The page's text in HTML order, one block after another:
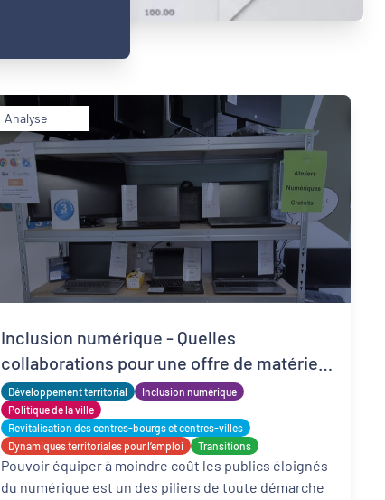
Analyse
Développement territorial
Inclusion numérique
Politique de la ville
Revitalisation des centres-bourgs et centres-villes
Dynamiques territoriales pour l’emploi
Transitions
Inclusion numérique - Quelles
collaborations pour une offre de matériels
reconditionnés locale, solidaire et adaptée
?
Pouvoir équiper à moindre coût les publics éloignés
du numérique est un des piliers de toute démarche